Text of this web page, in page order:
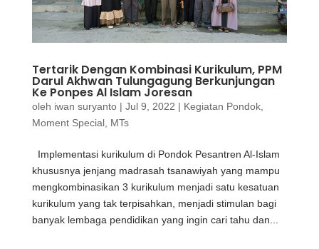
Tertarik Dengan Kombinasi Kurikulum, PPM
Darul Akhwan Tulungagung Berkunjungan
Ke Ponpes Al Islam Joresan
oleh iwan suryanto| Jul 9, 2022 | Kegiatan Pondok,
Moment Special, MTs
Implementasi kurikulum di Pondok Pesantren Al-Islam
khususnya jenjang madrasah tsanawiyah yang mampu
mengkombinasikan 3 kurikulum menjadi satu kesatuan
kurikulum yang tak terpisahkan, menjadi stimulan bagi
banyak lembaga pendidikan yang ingin cari tahu dan...